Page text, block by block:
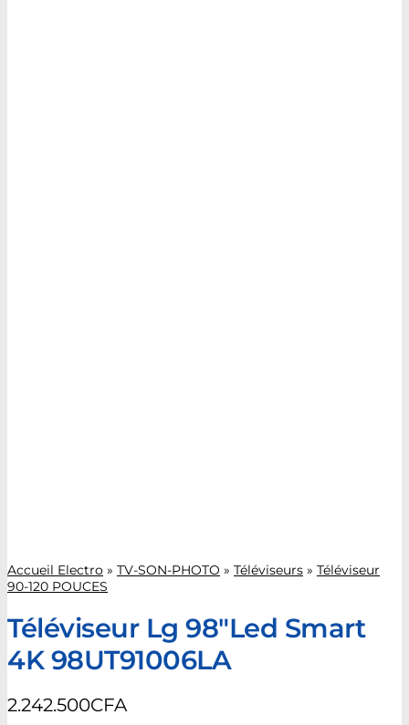
Accueil Electro » TV-SON-PHOTO » Téléviseurs » Téléviseur
90-120 POUCES
Téléviseur Lg 98″Led Smart
4K 98UT91006LA
2.242.500CFA